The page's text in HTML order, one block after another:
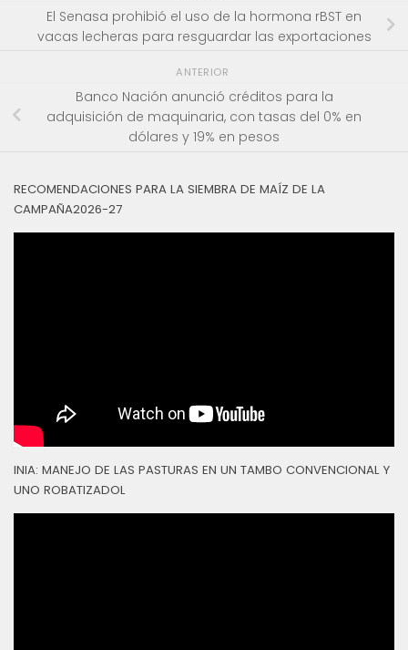
El Senasa prohibió el uso de la hormona rBST en
vacas lecheras para resguardar las exportaciones
ANTERIOR
Banco Nación anunció créditos para la
adquisición de maquinaria, con tasas del 0% en
dólares y 19% en pesos
RECOMENDACIONES PARA LA SIEMBRA DE MAÍZ DE LA
CAMPAÑA2026-27
INIA: MANEJO DE LAS PASTURAS EN UN TAMBO CONVENCIONAL Y
UNO ROBATIZADOL